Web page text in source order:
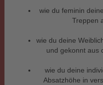
wie du feminin
Treppen
wie du deine
und gekonnt aus
wie du deine
Absatzhöhe in